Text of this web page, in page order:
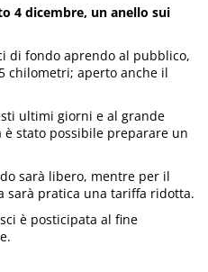
4 dicembre, un anello sui
di fondo aprendo al pubblico,
chilometri; aperto anche il
ultimi giorni e al grande
è stato possibile preparare un
sarà libero, mentre per il
sarà pratica una tariffa ridotta.
è posticipata al fine